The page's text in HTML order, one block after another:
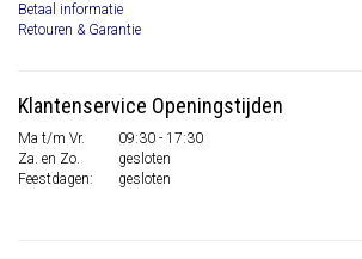
Betaal informatie
Retouren & Garantie
Klantenservice Openingstijden
Ma t/m Vr.
09:30 - 17:30
Za. en Zo.
gesloten
Feestdagen:
gesloten